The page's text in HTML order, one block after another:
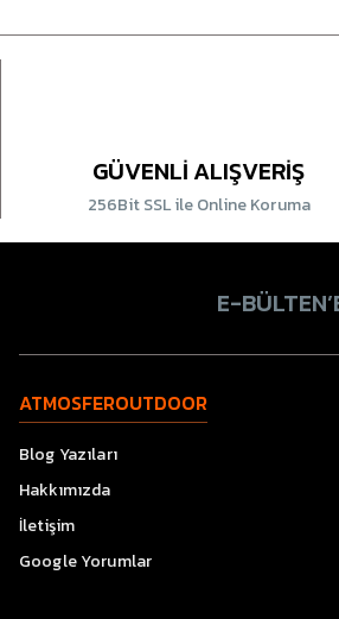
GÜVENLİ ALIŞVERİŞ
256Bit SSL ile Online Koruma
E-
ATMOSFEROUTDOOR
Blog Yazıları
Hakkımızda
İletişim
Google Yorumlar